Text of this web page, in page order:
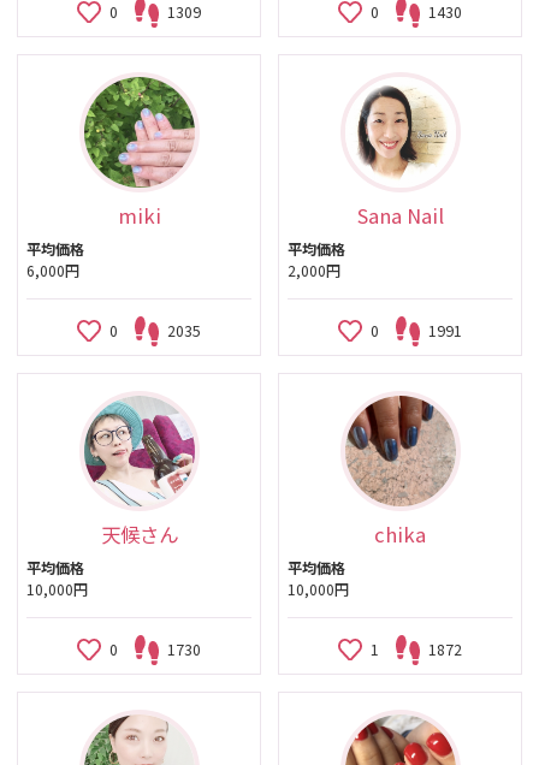
0 1309 0 1430
miki
平均価格
6,000円
0 2035
Sana Nail
平均価格
2,000円
0 1991
天候さん
平均価格
10,000円
0 1730
chika
平均価格
10,000円
1 1872